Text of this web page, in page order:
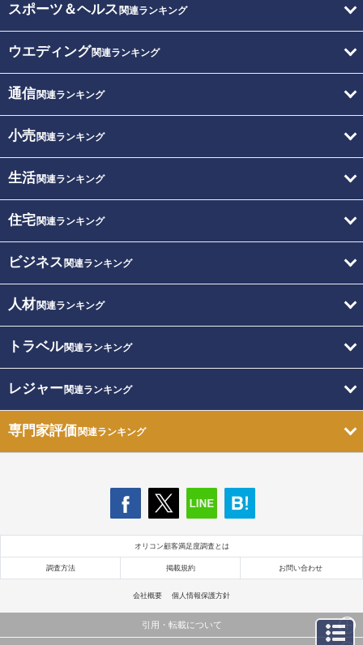
スポーツ＆ヘルス 関連ランキング
ウエディング関連ランキング
通信関連ランキング
小売関連ランキング
生活関連ランキング
住宅関連ランキング
ビジネス 関連ランキング
人材関連ランキング
トラベル関連ランキング
レジャー関連ランキング
専門家評価関連ランキング
オリコン顧客満足度調査とは
調査方法 掲載規約 お問い合わせ
会社概要 個人情報保護方針
引用・転載について